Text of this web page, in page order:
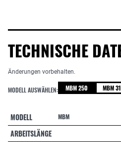
TECHNISCHE
Änderungen vorbehalten.
MODELL AUSWÄHLEN: MBM 250 MBM
MODELL MBM
ARBEITSLÄNGE